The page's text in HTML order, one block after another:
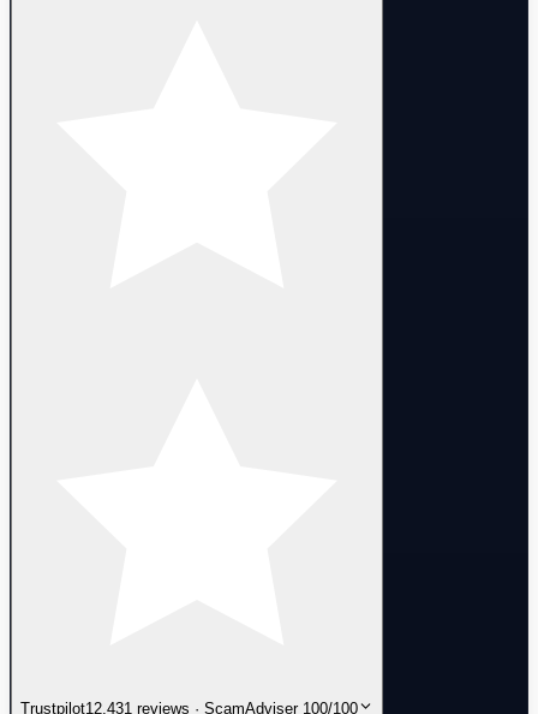
Trustpilot12,431 reviews · ScamAdviser 100/100